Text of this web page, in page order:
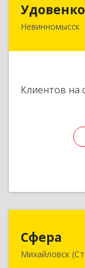
Невинномысск
Клиентов на
357 100,
Сфера
Михайловск
356240,